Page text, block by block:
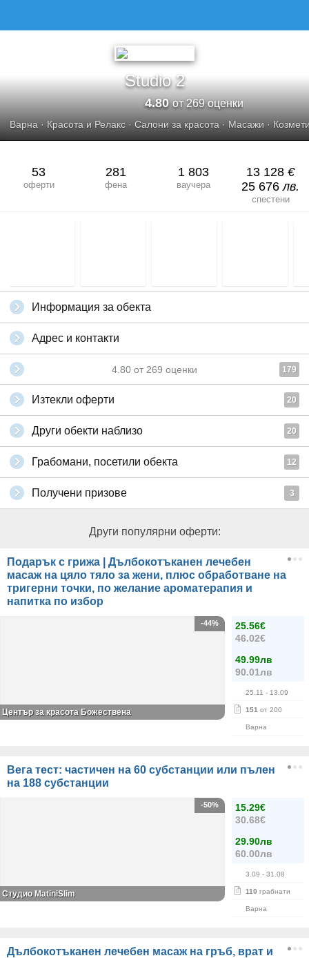
Studio 2
4.80от 269 оценки
Варна · Красота и Релакс · Салони за красота · Масажи ·
53
оферти
281
фена
1 803
ваучера
13 128 €
25 676лв.
спестени
Информация за обекта
Адрес и контакти
4.80 от 269 оценки 179
Изтекли оферти 20
Други обекти наблизо 20
Грабомани, посетили обекта 12
Получени призове 3
Други популярни оферти:
Подарък с грижа | Дълбокотъканен лечебен
масаж на цяло тяло за жени, плюс обработване на
тригерни точки, по желание ароматерапия и
напитка по избор
25.56€
46.02€
49.99лв
90.01лв
25.11 - 13.09
151 от 200
Варна
-44%
Център за красота Божествена
Вега тест: частичен на 60 субстанции или пълен
на 188 субстанции
15.29€
30.68€
29.90лв
60.00лв
3.09 - 31.08
110 грабнати
Варна
-50%
Студио MatiniSlim
Дълбокотъканен лечебен масаж на гръб, врат и